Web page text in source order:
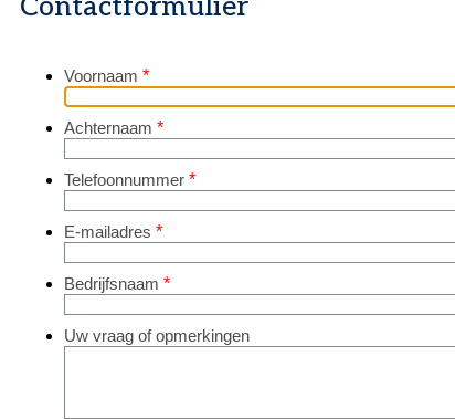
Contactformulier
Voornaam *
Achternaam *
Telefoonnummer *
E-mailadres *
Bedrijfsnaam *
Uw vraag of opmerkingen